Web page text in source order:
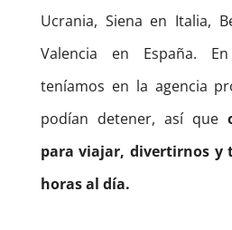
Ucrania, Siena en Italia,
Valencia en España.
teníamos en la agencia
podían detener, así que
para viajar, divertirnos y
horas al día.